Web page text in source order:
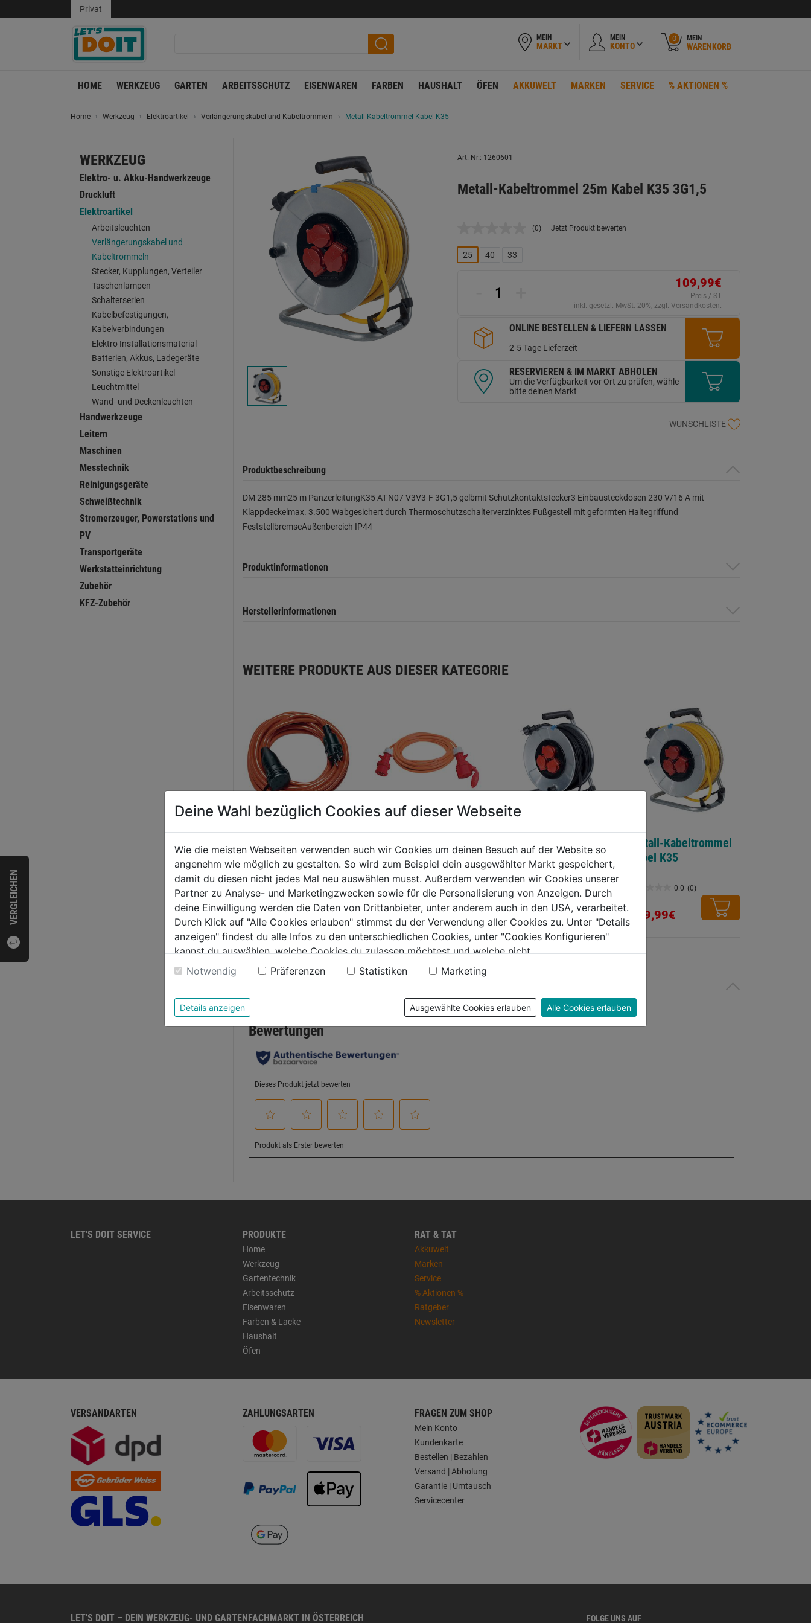
VERGLEICHEN
Privat
MEIN
MARKT
MEIN
KONTO
0 MEIN
WARENKORB
HOME WERKZEUG GARTEN ARBEITSSCHUTZ EISENWAREN FARBEN HAUSHALT ÖFEN AKKUWELT MARKEN SERVICE % AKTIONEN %
Home Werkzeug Elektroartikel Verlängerungskabel und Kabeltrommeln Metall-Kabeltrommel Kabel K35
WERKZEUG
Elektro- u. Akku-Handwerkzeuge
Druckluft
Elektroartikel
Arbeitsleuchten
Verlängerungskabel und
Kabeltrommeln
Stecker, Kupplungen, Verteiler
Taschenlampen
Schalterserien
Kabelbefestigungen,
Kabelverbindungen
Elektro Installationsmaterial
Batterien, Akkus, Ladegeräte
Sonstige Elektroartikel
Leuchtmittel
Wand- und Deckenleuchten
Handwerkzeuge
Leitern
Maschinen
Messtechnik
Reinigungsgeräte
Schweißtechnik
Stromerzeuger, Powerstations und
PV
Transportgeräte
Werkstatteinrichtung
Zubehör
KFZ-Zubehör
Art. Nr.: 1260601
Metall-Kabeltrommel 25m Kabel K35 3G1,5
Kein
(0) Jetzt Produkt bewerten
25 40 33
109,99€
Preis / ST
inkl. gesetzl. MwSt. 20%, zzgl. Versandkosten.
ONLINE BESTELLEN & LIEFERN LASSEN
2-5 Tage Lieferzeit
RESERVIEREN & IM MARKT ABHOLEN
Um die Verfügbarkeit vor Ort zu prüfen, wähle
bitte deinen Markt
WUNSCHLISTE
Produktbeschreibung
DM 285 mm25 m PanzerleitungK35 AT-N07 V3V3-F 3G1,5 gelbmit Schutzkontaktstecker3 Einbausteckdosen 230 V/16 A mit
Klappdeckelmax. 3.500 Wabgesichert durch Thermoschutzschalterverzinktes Fußgestell mit geformten Haltegriffund
FeststellbremseAußenbereich IP44
Produktinformationen
Herstellerinformationen
WEITERE PRODUKTE AUS DIESER KATEGORIE
Verlängerungskabel
Baustelle 25m or. AT-
N07V3V3-F 3G2,5 K35
0.0 (0)
0.0
von
5
Sternen.
119,99€
CEE-
Verlängerungskabel
5-polig 20m IP44 mit
Phasenw. or. K35
(0)
0.0
von
5
Sternen.
129,99€
Kabeltrommel-Metall
25m H07RN-F 3G1,5
(0)
0.0
von
5
Sternen.
129,99€
Metall-Kabeltrommel
Kabel K35
0.0 (0)
5
129,99€
Bewertung
LET'S DOIT SERVICE PRODUKTE
Home
Werkzeug
Gartentechnik
Arbeitsschutz
Eisenwaren
Farben & Lacke
Haushalt
Öfen
RAT & TAT
Akkuwelt
Marken
Service
% Aktionen %
Ratgeber
Newsletter
VERSANDARTEN ZAHLUNGSARTEN FRAGEN ZUM SHOP
Mein Konto
Kundenkarte
Bestellen | Bezahlen
Versand | Abholung
Garantie | Umtausch
Servicecenter
LET'S DOIT – DEIN WERKZEUG- UND GARTENFACHMARKT IN ÖSTERREICH FOLGE UNS AUF
Deine Wahl bezüglich Cookies auf dieser Webseite
Wie die meisten Webseiten verwenden auch wir Cookies um deinen Besuch auf der Website so
angenehm wie möglich zu gestalten. So wird zum Beispiel dein ausgewählter Markt gespeichert,
damit du diesen nicht jedes Mal neu auswählen musst. Außerdem verwenden wir Cookies unserer
Partner zu Analyse- und Marketingzwecken sowie für die Personalisierung von Anzeigen. Durch
deine Einwilligung werden die Daten von Drittanbieter, unter anderem auch in den USA, verarbeitet.
Durch Klick auf "Alle Cookies erlauben" stimmst du der Verwendung aller Cookies zu. Unter "Details
anzeigen" findest du alle Infos zu den unterschiedlichen Cookies, unter "Cookies Konfigurieren"
kannst du auswählen, welche Cookies du zulassen möchtest und welche nicht.
Weitere Informationen findest du in unserer Datenschutzerklärung
Notwendig Präferenzen Statistiken Marketing
Details anzeigen Ausgewählte Cookies erlauben Alle Cookies erlauben